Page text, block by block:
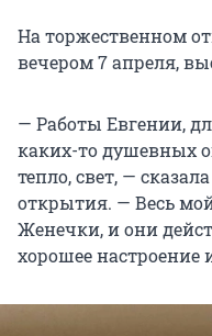
На торжественном
вечером 7 апреля,
— Работы Евгении,
каких-то душевных
тепло, свет, —
открытия. — Весь
Женечки, и они
хорошее настроение